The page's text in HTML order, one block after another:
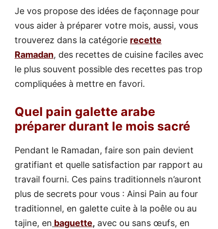
Je vos propose des idées de façonnage pour
vous aider à préparer votre mois, aussi, vous
trouverez dans la catégorie recette
Ramadan, des recettes de cuisine faciles avec
le plus souvent possible des recettes pas trop
compliquées à mettre en favori.
Quel pain galette arabe
préparer durant le mois sacré
Pendant le Ramadan, faire son pain devient
gratifiant et quelle satisfaction par rapport au
travail fourni. Ces pains traditionnels n’auront
plus de secrets pour vous : Ainsi Pain au four
traditionnel, en galette cuite à la poêle ou au
tajine, en baguette, avec ou sans œufs, en